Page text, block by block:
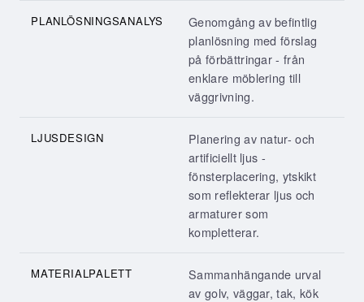
PLANLÖSNINGSANALYS
Genomgång av befintlig
planlösning med förslag
på förbättringar - från
enklare möblering till
väggrivning.
LJUSDESIGN
Planering av natur- och
artificiellt ljus -
fönsterplacering, ytskikt
som reflekterar ljus och
armaturer som
kompletterar.
MATERIALPALETT
Sammanhängande urval
av golv, väggar, tak, kök